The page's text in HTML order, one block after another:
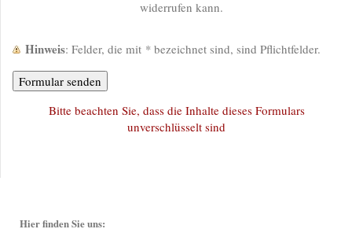
widerrufen kann.
Hinweis : Felder, die mit * bezeichnet sind, sind Pflichtfelder.
Bitte beachten Sie, dass die Inhalte dieses Formulars
unverschlüsselt sind
Hier finden Sie uns: